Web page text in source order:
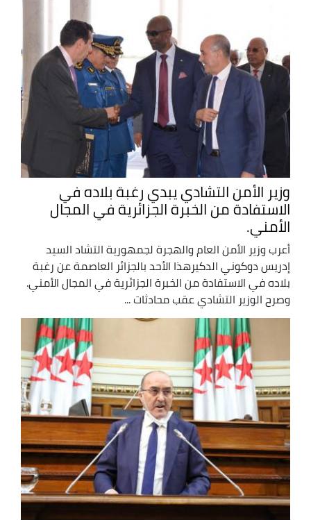
وزير الأمن التشادي يبدي رغبة بلاده في
الاستفادة من الخبرة الجزائرية في المجال
الأمني.
أعرب وزير الأمن العام والهجرة لجمهورية التشاد السيد
إدريس دوكوني الدكيرهذا الأحد بالجزائر العاصمة عن رغبة
بلاده في الاستفادة من الخبرة الجزائرية في المجال الأمني.
وصرح الوزير التشادي عقب محادثات ...